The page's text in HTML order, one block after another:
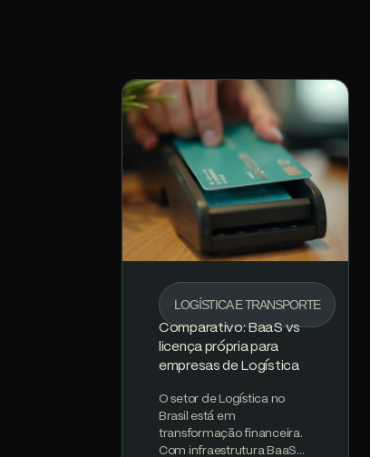
LOGÍSTICA E TRANSPORTE
Comparativo: BaaS vs
licença própria para
empresas de Logística
O setor de Logística no
Brasil está em
transformação financeira.
Com infraestrutura BaaS